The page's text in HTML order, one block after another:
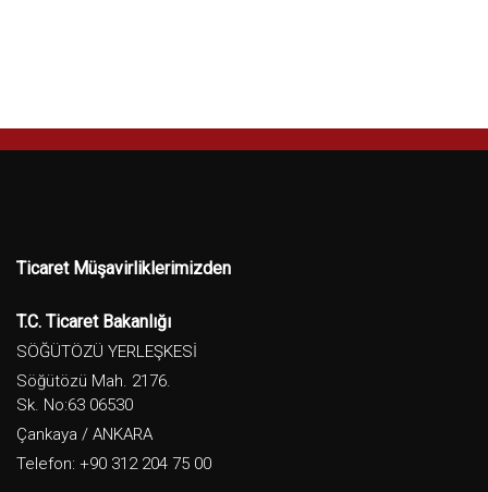
Ticaret Müşavirliklerimizden
T.C. Ticaret Bakanlığı
SÖĞÜTÖZÜ YERLEŞKESİ
Söğütözü Mah. 2176.
Sk. No:63 06530
Çankaya / ANKARA
Telefon: +90 312 204 75 00